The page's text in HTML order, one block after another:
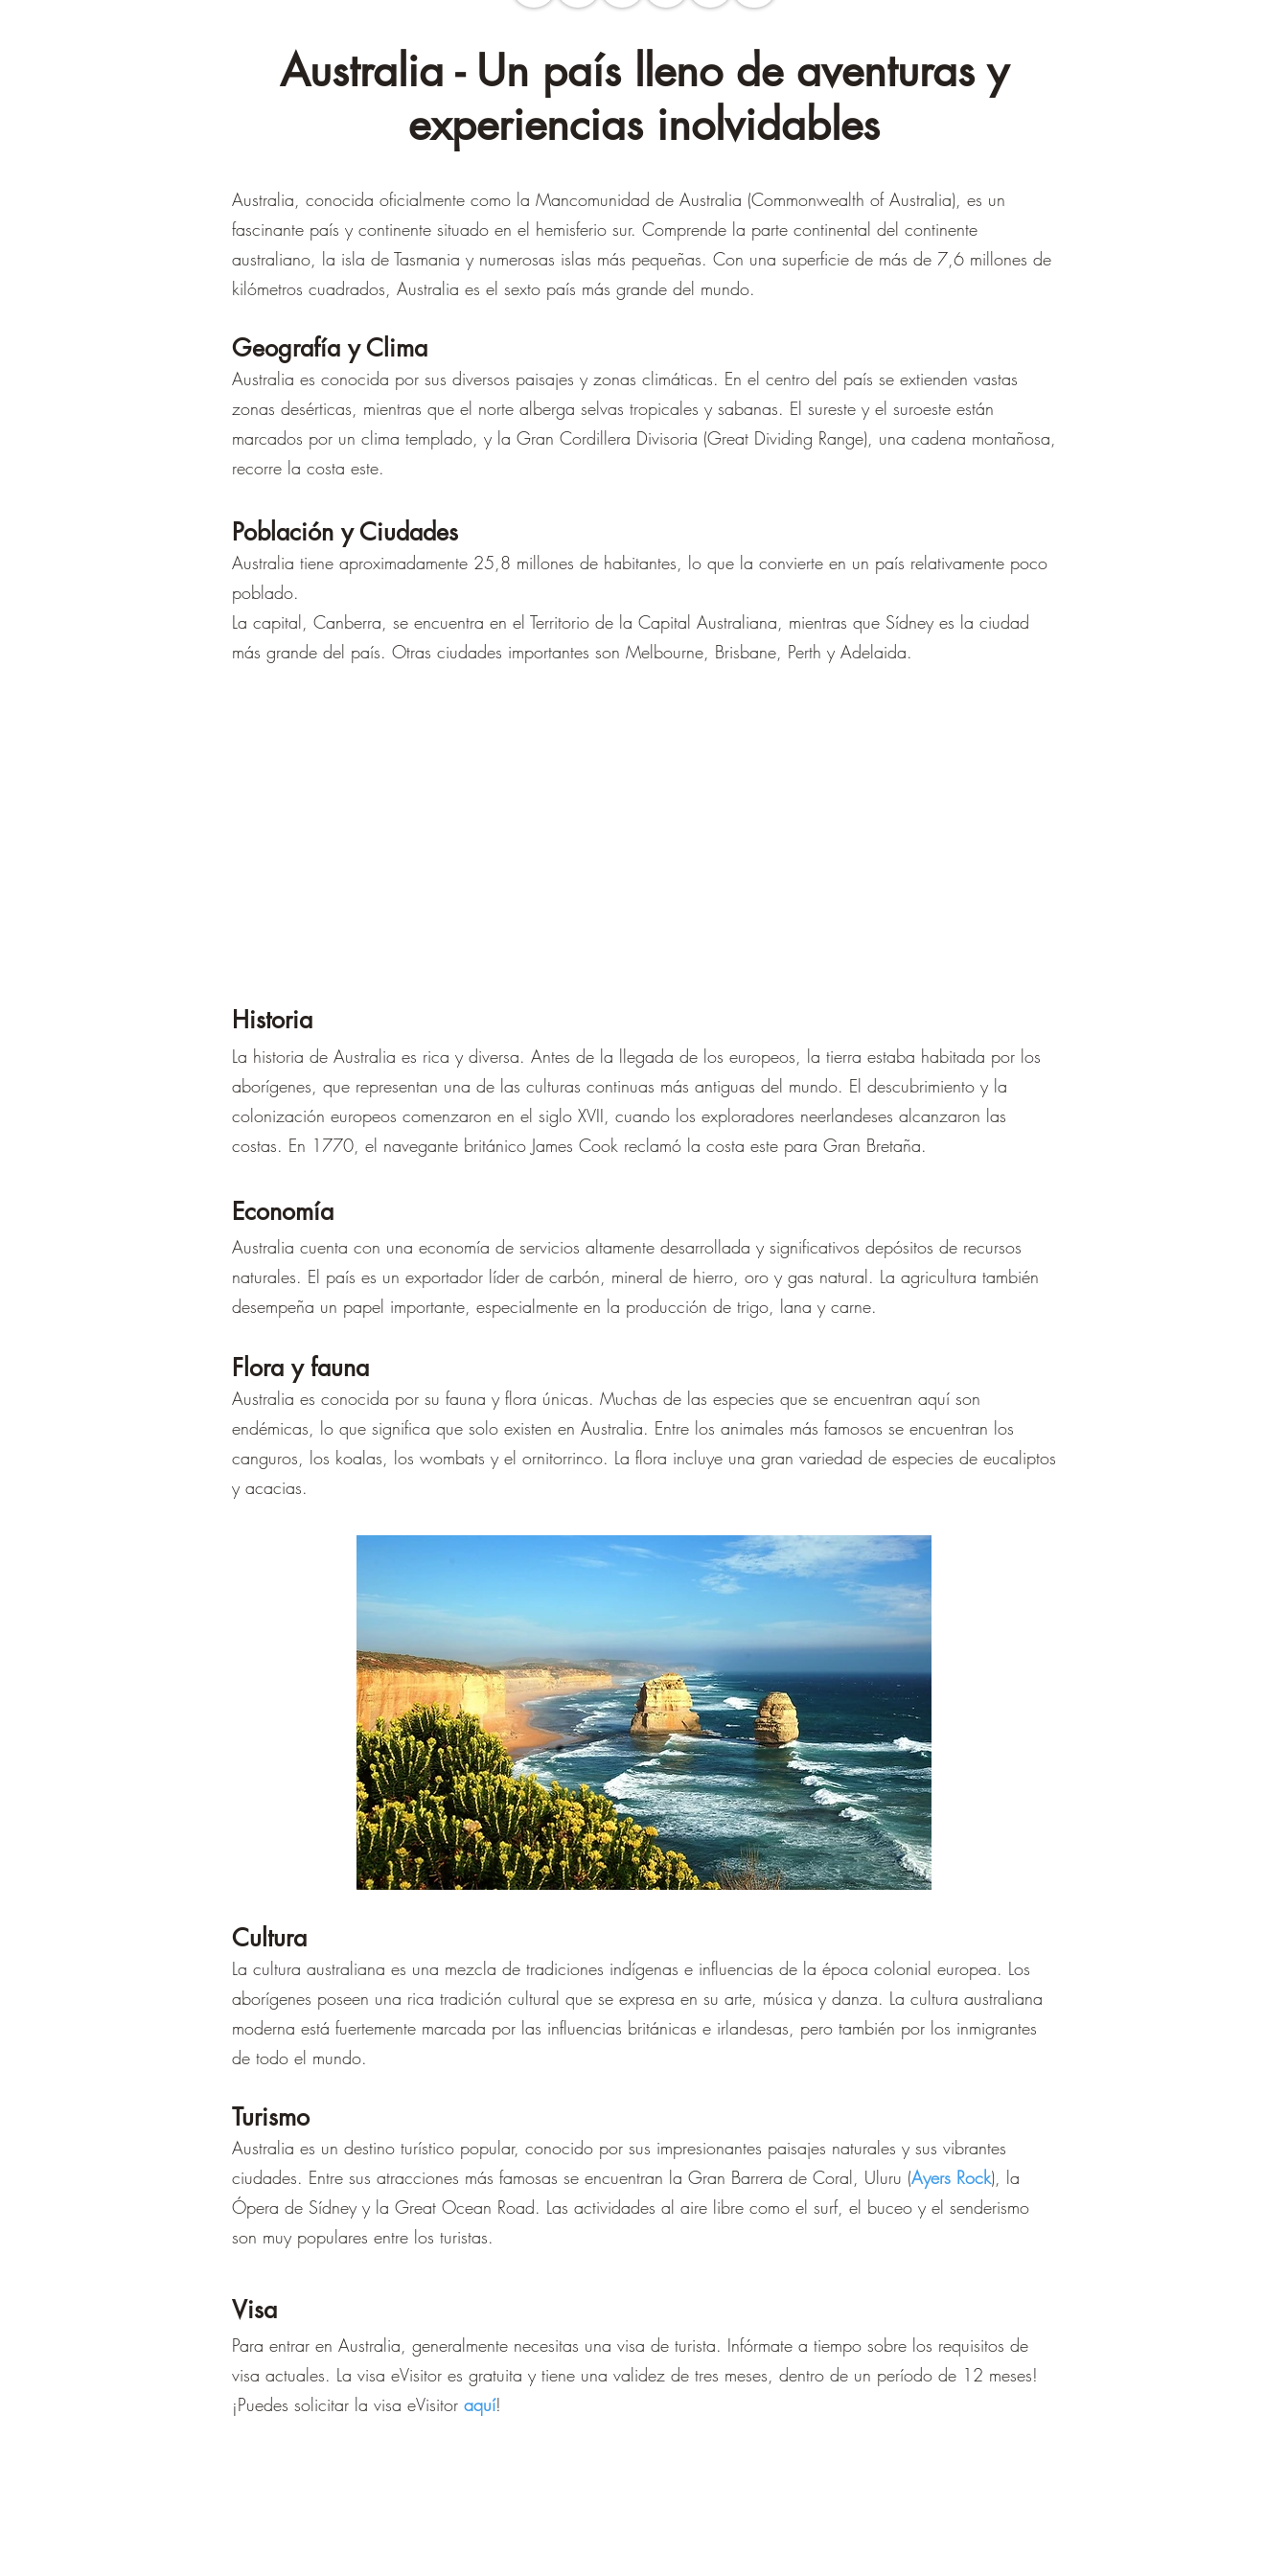
–¡
Australia - Un país lleno de aventuras y
experiencias inolvidables
Australia, conocida oficialmente como la Mancomunidad de Australia (Commonwealth of Australia), es un
fascinante país y continente situado en el hemisferio sur. Comprende la parte continental del continente
australiano, la isla de Tasmania y numerosas islas más pequeñas. Con una superficie de más de 7,6 millones de
kilómetros cuadrados, Australia es el sexto país más grande del mundo.
Geografía y Clima
Australia es conocida por sus diversos paisajes y zonas climáticas. En el centro del país se extienden vastas
zonas desérticas, mientras que el norte alberga selvas tropicales y sabanas. El sureste y el suroeste están
marcados por un clima templado, y la Gran Cordillera Divisoria (Great Dividing Range), una cadena montañosa,
recorre la costa este.
Población y Ciudades
Australia tiene aproximadamente 25,8 millones de habitantes, lo que la convierte en un país relativamente poco
poblado.
La capital, Canberra, se encuentra en el Territorio de la Capital Australiana, mientras que Sídney es la ciudad
más grande del país. Otras ciudades importantes son Melbourne, Brisbane, Perth y Adelaida.
Historia
La historia de Australia es rica y diversa. Antes de la llegada de los europeos, la tierra estaba habitada por los
aborígenes, que representan una de las culturas continuas más antiguas del mundo. El descubrimiento y la
colonización europeos comenzaron en el siglo XVII, cuando los exploradores neerlandeses alcanzaron las
costas. En 1770, el navegante británico James Cook reclamó la costa este para Gran Bretaña.
Economía
Australia cuenta con una economía de servicios altamente desarrollada y significativos depósitos de recursos
naturales. El país es un exportador líder de carbón, mineral de hierro, oro y gas natural. La agricultura también
desempeña un papel importante, especialmente en la producción de trigo, lana y carne.
Flora y fauna
Australia es conocida por su fauna y flora únicas. Muchas de las especies que se encuentran aquí son
endémicas, lo que significa que solo existen en Australia. Entre los animales más famosos se encuentran los
canguros, los koalas, los wombats y el ornitorrinco. La flora incluye una gran variedad de especies de eucaliptos
y acacias.
Cultura
La cultura australiana es una mezcla de tradiciones indígenas e influencias de la época colonial europea. Los
aborígenes poseen una rica tradición cultural que se expresa en su arte, música y danza. La cultura australiana
moderna está fuertemente marcada por las influencias británicas e irlandesas, pero también por los inmigrantes
de todo el mundo.
Turismo
Australia es un destino turístico popular, conocido por sus impresionantes paisajes naturales y sus vibrantes
ciudades. Entre sus atracciones más famosas se encuentran la Gran Barrera de Coral, Uluru (Ayers Rock), la
Ópera de Sídney y la Great Ocean Road. Las actividades al aire libre como el surf, el buceo y el senderismo
son muy populares entre los turistas.
Visa
Para entrar en Australia, generalmente necesitas una visa de turista. Infórmate a tiempo sobre los requisitos de
visa actuales. La visa eVisitor es gratuita y tiene una validez de tres meses, dentro de un período de 12 meses!
¡Puedes solicitar la visa eVisitor aquí!